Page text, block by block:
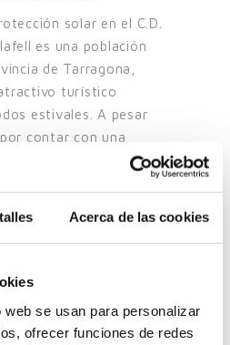
Acerca de las cookies
se usan para personalizar
ofrecer funciones de redes
solar en el C.D.
es una población
de Tarragona,
turístico
estivales. A pesar
contar con una
durante [...]
tod
os
los
s las
ubic